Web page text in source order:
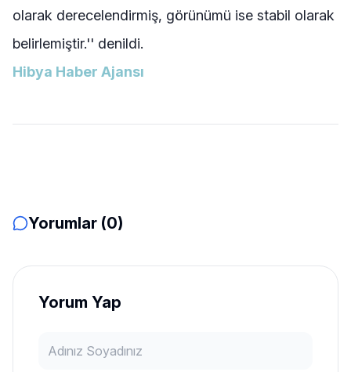
olarak derecelendirmiş, görünümü ise stabil olarak
belirlemiştir.'' denildi.
Hibya Haber Ajansı
Yorumlar (0)
Yorum Yap